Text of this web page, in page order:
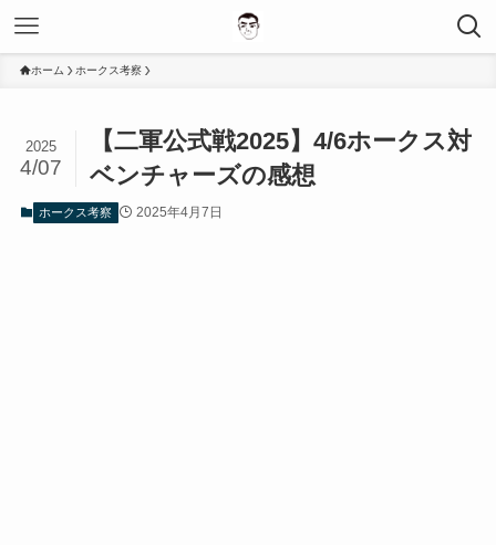
ホーム ホークス考察
【二軍公式戦2025】4/6ホークス対
ベンチャーズの感想
2025
4/07
ホークス考察 2025年4月7日